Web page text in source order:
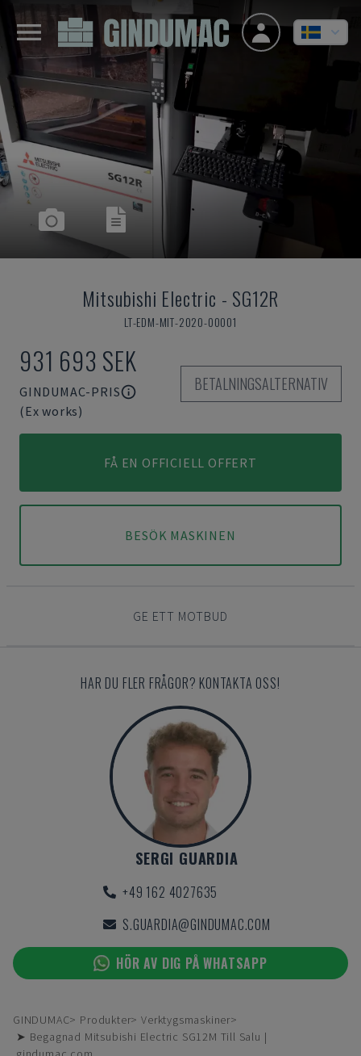
Mitsubishi Electric - SG12R
LT-EDM-MIT-2020-00001
931 693 SEK
GINDUMAC-PRIS
(Ex works)
BETALNINGSALTERNATIV
FÅ EN OFFICIELL OFFERT
BESÖK MASKINEN
GE ETT MOTBUD
HAR DU FLER FRÅGOR? KONTAKTA OSS!
SERGI GUARDIA
+49 162 4027635
S.GUARDIA@GINDUMAC.COM
HÖR AV DIG PÅ WHATSAPP
GINDUMAC Produkter
Verktygsmaskiner
➤ Begagnad Mitsubishi Electric SG12M Till Salu |